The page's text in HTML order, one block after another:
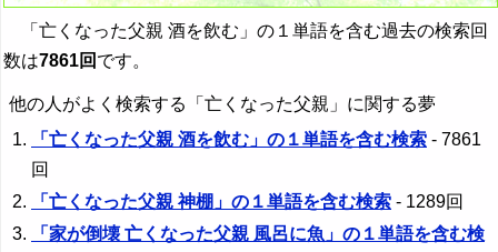
「亡くなった父親 酒を飲む」の１単語を含む過去の検索回
数は7861回 です。
他の人がよく検索する「亡くなった父親」に関する夢
「亡くなった父親 酒を飲む」の１単語を含む検索 - 7861
回
「亡くなった父親 神棚」の１単語を含む検索 - 1289回
「家が倒壊 亡くなった父親 風呂に魚」の１単語を含む検